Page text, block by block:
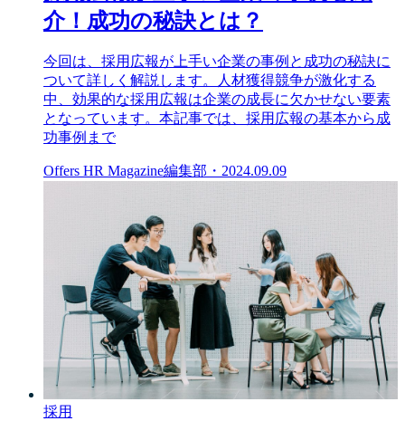
介！成功の秘訣とは？
今回は、採用広報が上手い企業の事例と成功の秘訣に
ついて詳しく解説します。人材獲得競争が激化する
中、効果的な採用広報は企業の成長に欠かせない要素
となっています。本記事では、採用広報の基本から成
功事例まで
Offers HR Magazine編集部 ・ 2024.09.09
採用